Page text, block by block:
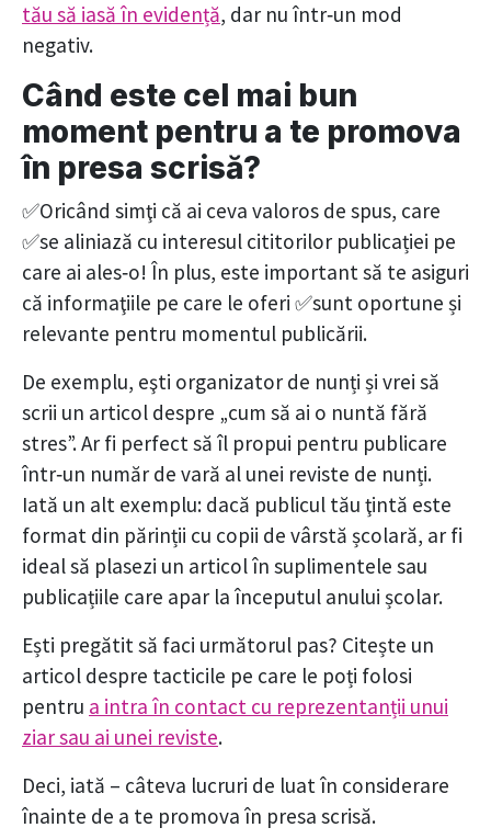
tău să iasă în evidență, dar nu într‑un mod
negativ.
Când este cel mai bun
moment pentru a te promova
în presa scrisă?
✅Oricând simţi că ai ceva valoros de spus, care
✅se aliniază cu interesul cititorilor publicației pe
care ai ales‑o! În plus, este important să te asiguri
că informaţiile pe care le oferi ✅sunt oportune și
relevante pentru momentul publicării.
De exemplu, eşti organizator de nunți și vrei să
scrii un articol despre „cum să ai o nuntă fără
stres”. Ar fi perfect să îl propui pentru publicare
într‑un număr de vară al unei reviste de nunți.
Iată un alt exemplu: dacă publicul tău ţintă este
format din părinții cu copii de vârstă școlară, ar fi
ideal să plasezi un articol în suplimentele sau
publicațiile care apar la începutul anului școlar.
Ești pregătit să faci următorul pas? Citește un
articol despre tacticile pe care le poți folosi
pentru a intra în contact cu reprezentanții unui
ziar sau ai unei reviste.
Deci, iată – câteva lucruri de luat în considerare
înainte de a te promova în presa scrisă.